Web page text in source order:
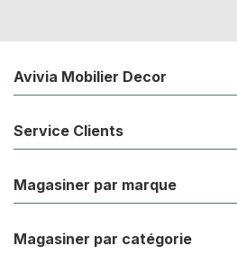
Avivia Mobilier Decor
Service Clients
Magasiner par marque
Magasiner par catégorie